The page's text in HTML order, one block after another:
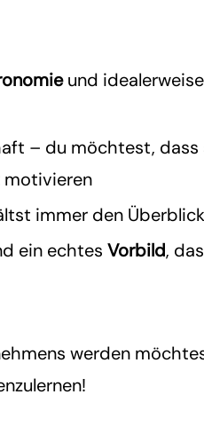
und
– du möchtest,
motivieren
immer den
ein echtes Vorbild,
werden